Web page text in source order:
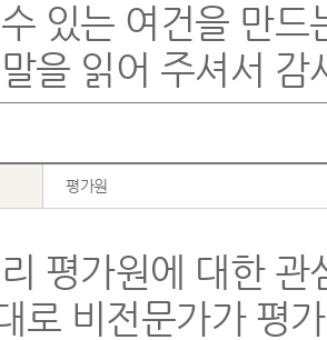
있는 여건을 만
을 읽어 주셔서
평가원
평가원에 대한
로 비전문가가 평